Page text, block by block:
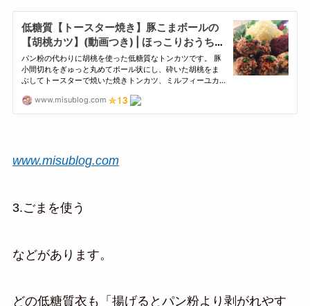
www.misublog.com
3.ごまを使う
などがあります。
どの低糖質衣も「揚げるとパン粉より剥がれやす